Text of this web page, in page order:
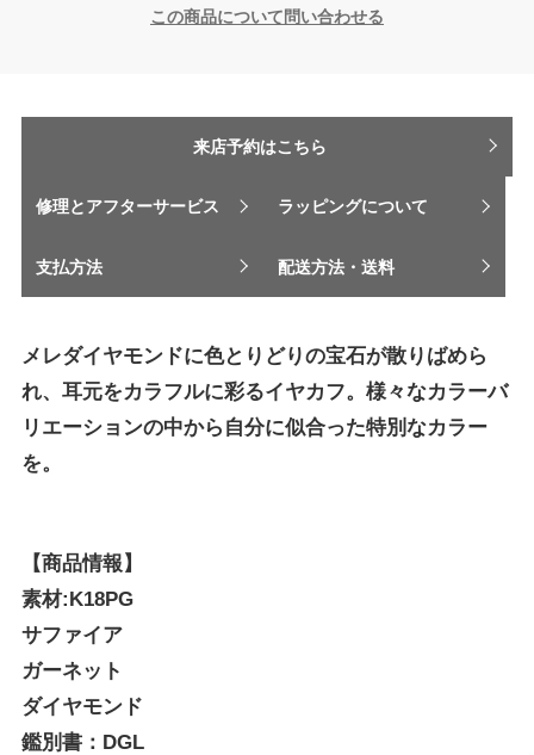
この商品について問い合わせる
来店予約はこちら
修理とアフターサービス ラッピングについて
支払方法 配送方法・送料
メレダイヤモンドに色とりどりの宝石が散りばめら
れ、耳元をカラフルに彩るイヤカフ。様々なカラーバ
リエーションの中から自分に似合った特別なカラー
を。
【商品情報】
素材:K18PG
サファイア
ガーネット
ダイヤモンド
鑑別書：DGL